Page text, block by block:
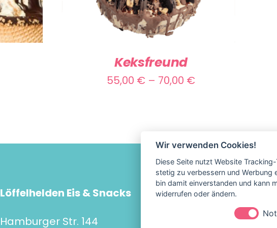
WEIST
MEHRERE
AUF.
DIE
DER
PRODUKTSEITE
GEWÄHLT
WERDEN
Keksfreund
55,00 € – 70,00 €Preisspanne:
Löffelhelden Eis & Snacks
Hamburger Str. 144
Impressum
Wir verwenden Cookies!
Diese Seite nutzt Website
stetig zu verbessern und Werbung
bin damit einverstanden und kann
widerrufen oder ändern.